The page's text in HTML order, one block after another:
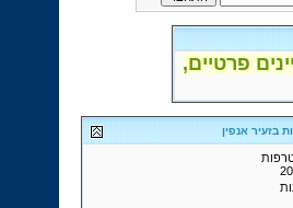
פרטיים,
בזעיר אנפין